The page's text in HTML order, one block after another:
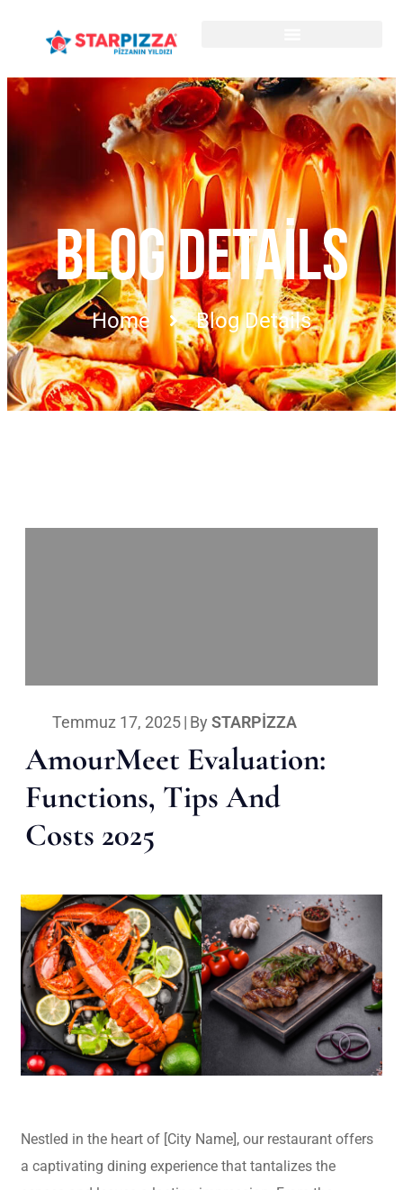
BLOG DETAILS
Home Blog Details
Temmuz 17, 2025| By STARPIZZA
AmourMeet Evaluation:
Functions, Tips And
Costs 2025
Nestled in the heart of [City Name], our restaurant offers
a captivating dining experience that tantalizes the